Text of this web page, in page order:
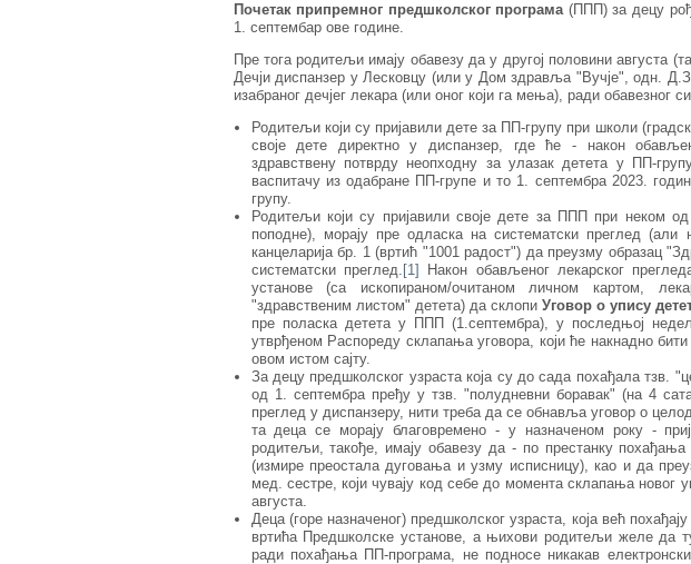
Почетак припремног предшколског програма(ППП) за децу
1. септембар ове године.
Пре тога родитељи имају обавезу да у другој половини августа
Дечји диспанзер у Лесковцу (или у Дом здравља "Вучје", одн.
изабраног дечјег лекара (или оног који га мења), ради обавезног
Родитељи који су пријавили дете за ПП-групу при школи
своје дете директно у диспанзер, где ће - након
здравствену потврду неопходну за улазак детета у ПП-
васпитачу из одабране ПП-групе и то 1. септембра 2023.
групу.
Родитељи који су пријавили своје дете за ППП при неком
поподне), морају пре одласка на систематски преглед
канцеларија бр. 1 (вртић "1001 радост") да преузму образац
систематски преглед. [1]
Након обављеног лекарског
установе (са ископираном/очитаном личном картом,
"здравственим листом" детета) да склопи Уговор о упису
пре поласка детета у ППП (1.септембра), у последњој
утврђеном Распореду склапања уговора, који ће накнадно
овом истом сајту.
За децу предшколског узраста која су до сада похађала тзв.
од 1. септембра пређу у тзв. "полудневни боравак" (на 4
преглед у диспанзеру, нити треба да се обнавља уговор о
та деца се морају благовремено - у назначеном року -
родитељи, такође, имају обавезу да - по престанку
(измире преостала дуговања и узму исписницу), као и да
мед. сестре, који чувају код себе до момента склапања новог
августа.
Деца (горе назначеног) предшколског узраста, која већ
вртића Предшколске установе, а њихови родитељи желе да
ради похађања ПП-програма, не подносе никакав